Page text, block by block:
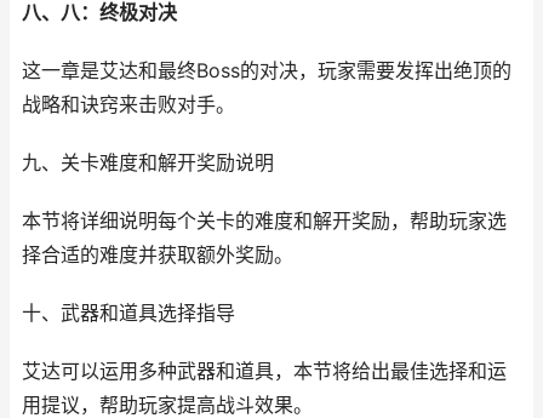
八、八：终极对决
这一章是艾达和最终Boss的对决，玩家需要发挥出绝顶的
战略和诀窍来击败对手。
九、关卡难度和解开奖励说明
本节将详细说明每个关卡的难度和解开奖励，帮助玩家选
择合适的难度并获取额外奖励。
十、武器和道具选择指导
艾达可以运用多种武器和道具，本节将给出最佳选择和运
用提议，帮助玩家提高战斗效果。